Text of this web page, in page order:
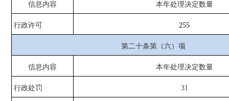
信息内容 本年处理决定数量
行政许可 255
第二十条第（六）项
信息内容 本年处理决定数量
行政处罚 31